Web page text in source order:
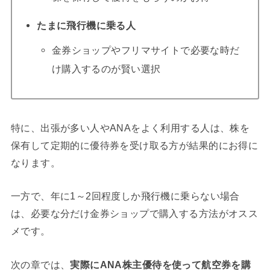
たまに飛行機に乗る人
金券ショップやフリマサイトで必要な時だ
け購入するのが賢い選択
特に、出張が多い人やANAをよく利用する人は、株を
保有して定期的に優待券を受け取る方が結果的にお得に
なります。
一方で、年に1～2回程度しか飛行機に乗らない場合
は、必要な分だけ金券ショップで購入する方法がオスス
メです。
次の章では、実際にANA株主優待を使って航空券を購